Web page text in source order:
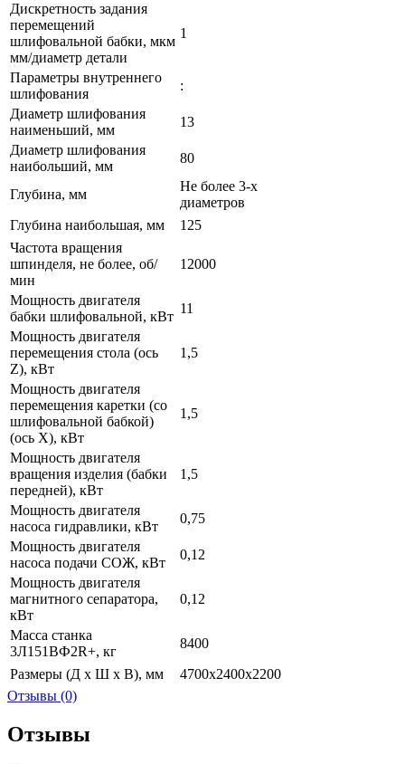
Дискретность задания
перемещений
шлифовальной бабки, мкм
мм/диаметр детали
1
Параметры внутреннего
шлифования
:
Диаметр шлифования
наименьший, мм
13
Диаметр шлифования
наибольший, мм
80
Глубина, мм
Не более 3-х
диаметров
Глубина наибольшая, мм
125
Частота вращения
шпинделя, не более, об/
мин
12000
Мощность двигателя
бабки шлифовальной, кВт
11
Мощность двигателя
перемещения стола (ось
Z), кВт
1,5
Мощность двигателя
перемещения каретки (со
шлифовальной бабкой)
(ось Х), кВт
1,5
Мощность двигателя
вращения изделия (бабки
передней), кВт
1,5
Мощность двигателя
насоса гидравлики, кВт
0,75
Мощность двигателя
насоса подачи СОЖ, кВт
0,12
Мощность двигателя
магнитного сепаратора,
кВт
0,12
Масса станка
3Л151ВФ2R+, кг
8400
Размеры (Д х Ш х В), мм
4700x2400x2200
Отзывы (0)
Отзывы